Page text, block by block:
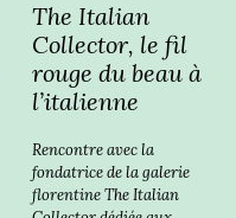
The Italian
Collector, le fil
rouge du beau à
l’italienne
Rencontre avec la
fondatrice de la galerie
florentine The Italian